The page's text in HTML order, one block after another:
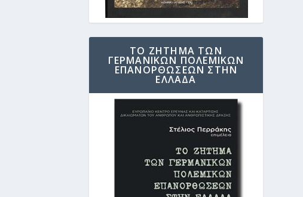
ΤΟ ΖΗΤΗΜΑ ΤΩΝ
ΓΕΡΜΑΝΙΚΩΝ ΠΟΛΕΜΙΚΩΝ
ΕΠΑΝΟΡΘΩΣΕΩΝ ΣΤΗΝ
ΕΛΛΑΔΑ